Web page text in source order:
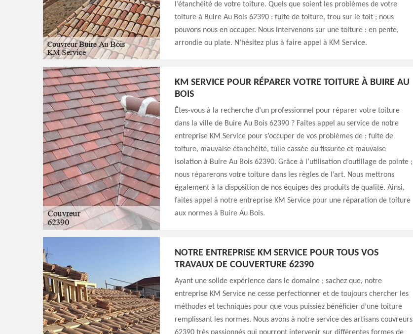
l’étanchéité de votre toiture. Quels que soient les problèmes de votre
toiture à Buire Au Bois 62390 : fuite de toiture, trou sur le toit ; nous
pouvons nous en occuper. Nous intervenons sur une toiture : en pente,
arrondie ou plate. N’hésitez plus à faire appel à KM Service.
KM SERVICE POUR RÉPARER VOTRE TOITURE À BUIRE AU
BOIS
Êtes-vous à la recherche d’un professionnel pour réparer votre toiture
dans la ville de Buire Au Bois 62390 ? Faites appel au service de notre
entreprise KM Service pour s’occuper de vos problèmes de : fuite de
toiture, mauvaise étanchéité, tuile cassée ou fissurée et mauvaise
isolation à Buire Au Bois 62390. Grâce à l’utilisation d’outillage de pointe ;
nous réparerons votre toiture dans les règles de l’art. Nous mettrons
également à la disposition de nos équipes des produits de qualité. Ainsi,
faites appel à notre entreprise KM Service pour une réparation de toiture
aux normes à Buire Au Bois.
NOTRE ENTREPRISE KM SERVICE POUR TOUS VOS
TRAVAUX DE COUVERTURE 62390
Ayant une solide expérience dans le domaine ; sachez que, notre
entreprise KM Service ne cesse perfectionner et de toujours chercher les
méthodes et techniques pour que vous puissiez bénéficier d’une toiture
remplissant les normes. Nous avons à notre service des artisans couvreurs